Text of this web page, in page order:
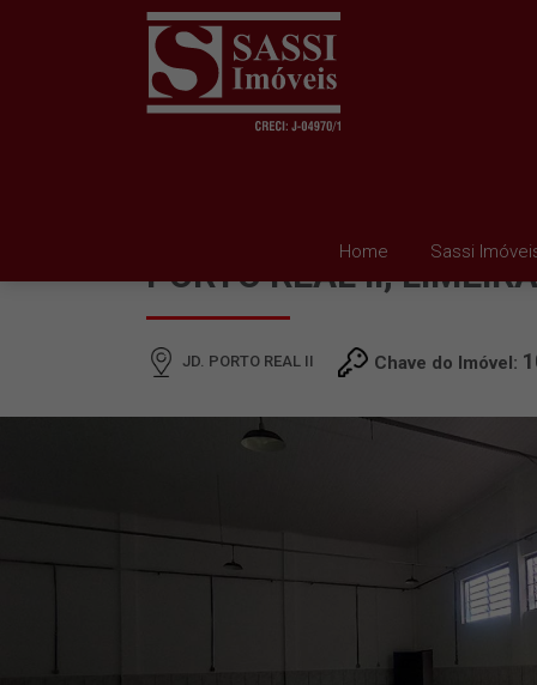
Home Sassi
PORTO REAL II, LIMEIRA
JD. PORTO REAL II Chave do Imóvel: